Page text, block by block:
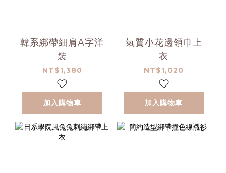
韓系綁帶細肩A字洋
裝
NT$1,380
加入購物車
氣質小花邊領巾上
衣
NT$1,020
加入購物車